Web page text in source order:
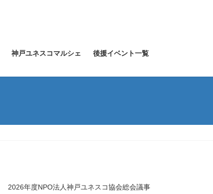
神戸ユネスコマルシェ 後援イベント一覧
2026年度NPO法人神戸ユネスコ協会総会議事